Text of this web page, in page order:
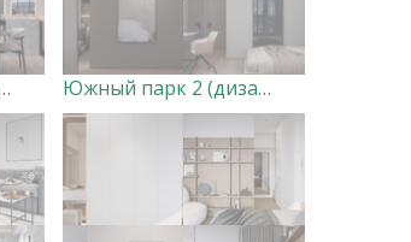
виз мой) Южный парк 2 (дизайн совместный, виз мой)